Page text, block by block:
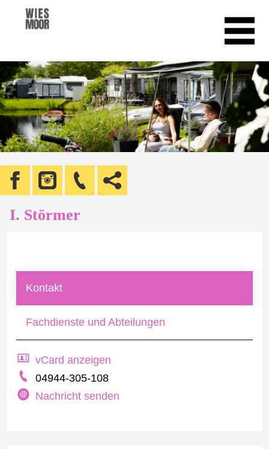
I. Störmer
Kontakt
Fachdienste und Abteilungen
vCard anzeigen
04944-305-108
Nachricht senden